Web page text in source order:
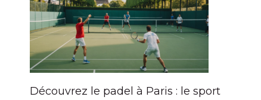
Découvrez le padel à Paris : le sport